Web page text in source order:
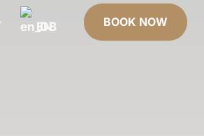
EN BOOK NOW